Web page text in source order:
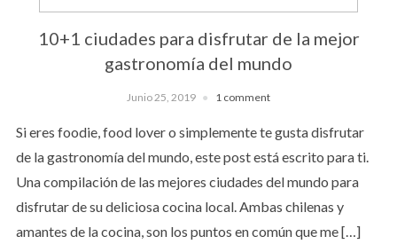
10+1 ciudades para disfrutar de la mejor
gastronomía del mundo
Junio 25, 2019 1 comment
Si eres foodie, food lover o simplemente te gusta disfrutar
de la gastronomía del mundo, este post está escrito para ti.
Una compilación de las mejores ciudades del mundo para
disfrutar de su deliciosa cocina local. Ambas chilenas y
amantes de la cocina, son los puntos en común que me […]